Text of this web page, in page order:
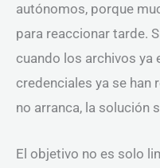
autónomos, porque
para reaccionar tarde.
cuando los archivos ya
credenciales ya se han
no arranca, la solución
El objetivo no es solo